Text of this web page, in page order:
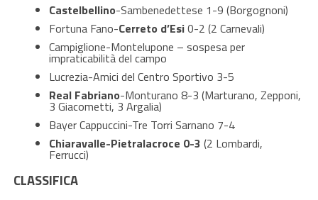
Castelbellino-Sambenedettese 1-9 (Borgognoni)
Fortuna Fano-Cerreto d’Esi0-2 (2 Carnevali)
Campiglione-Montelupone – sospesa per
impraticabilità del campo
Lucrezia-Amici del Centro Sportivo 3-5
Real Fabriano-Monturano 8-3 (Marturano, Zepponi,
3 Giacometti, 3 Argalia)
Bayer Cappuccini-Tre Torri Sarnano 7-4
Chiaravalle-Pietralacroce 0-3 (2 Lombardi,
Ferrucci)
CLASSIFICA